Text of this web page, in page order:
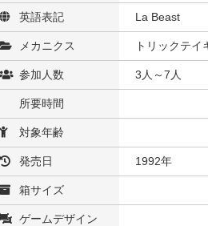
英語表記 La Beast
メカニクス トリックテイ
参加人数 3人～7人
所要時間
対象年齢
発売日 1992年
箱サイズ
ゲームデザイン